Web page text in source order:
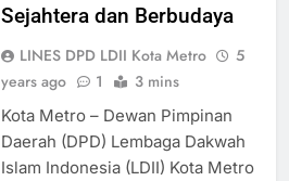
Sejahtera dan Berbudaya
LINES DPD LDII Kota Metro
5
years ago
1 3 mins
Kota Metro – Dewan Pimpinan
Daerah (DPD) Lembaga Dakwah
Islam Indonesia (LDII) Kota Metro